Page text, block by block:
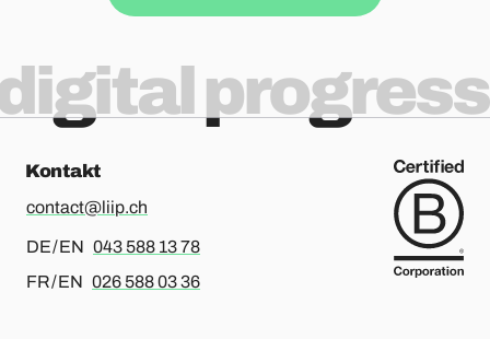
progress
Kontakt
contact@liip.ch
DE / EN Für Deutsch oder Englisch, bitte anrufen
043 588 13 78
FR / EN Für Französisch oder Englisch, bitte anrufen
026 588 03 36